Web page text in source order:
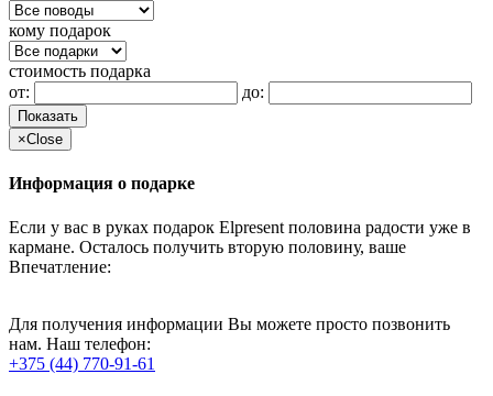
кому подарок
стоимость подарка
от:
до:
Показать
×Close
Информация о подарке
Если у вас в руках подарок Elpresent половина радости уже в
кармане. Осталось получить вторую половину, ваше
Впечатление:
Для получения информации Вы можете просто позвонить
нам. Наш телефон:
+375 (44) 770-91-61